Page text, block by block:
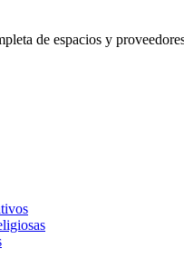
de espacios y